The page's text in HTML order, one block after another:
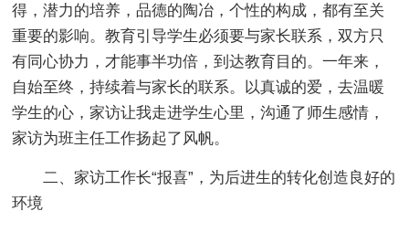
得，潜力的培养，品德的陶冶，个性的构成，都有至关
重要的影响。教育引导学生必须要与家长联系，双方只
有同心协力，才能事半功倍，到达教育目的。一年来，
自始至终，持续着与家长的联系。以真诚的爱，去温暖
学生的心，家访让我走进学生心里，沟通了师生感情，
家访为班主任工作扬起了风帆。
二、家访工作长“报喜”，为后进生的转化创造良好的
环境